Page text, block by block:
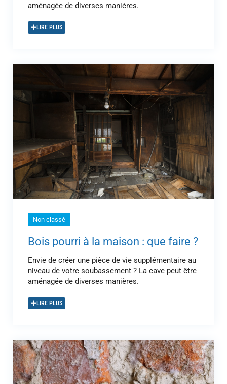
aménagée de diverses manières.
LIRE PLUS
Non classé
Bois pourri à la maison : que faire ?
Envie de créer une pièce de vie supplémentaire au
niveau de votre soubassement ? La cave peut être
aménagée de diverses manières.
LIRE PLUS